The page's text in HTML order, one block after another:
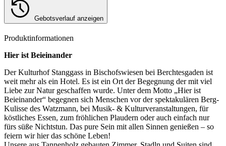
Gebotsverlauf anzeigen
Produktinformationen
Hier ist Beieinander
Der Kulturhof Stanggass in Bischofswiesen bei Berchtesgaden ist
weit mehr als ein Hotel. Es ist ein Ort der Begegnung der mit viel
Liebe zur Natur geschaffen wurde. Unter dem Motto „Hier ist
Beieinander“ begegnen sich Menschen vor der spektakulären Berg-
Kulisse des Watzmann, bei Musik- & Kulturveranstaltungen, für
köstliches Essen, zum fröhlichen Plaudern oder auch einfach nur
fürs süße Nichtstun. Das pure Sein mit allen Sinnen genießen – so
feiern wir hier das schöne Leben!